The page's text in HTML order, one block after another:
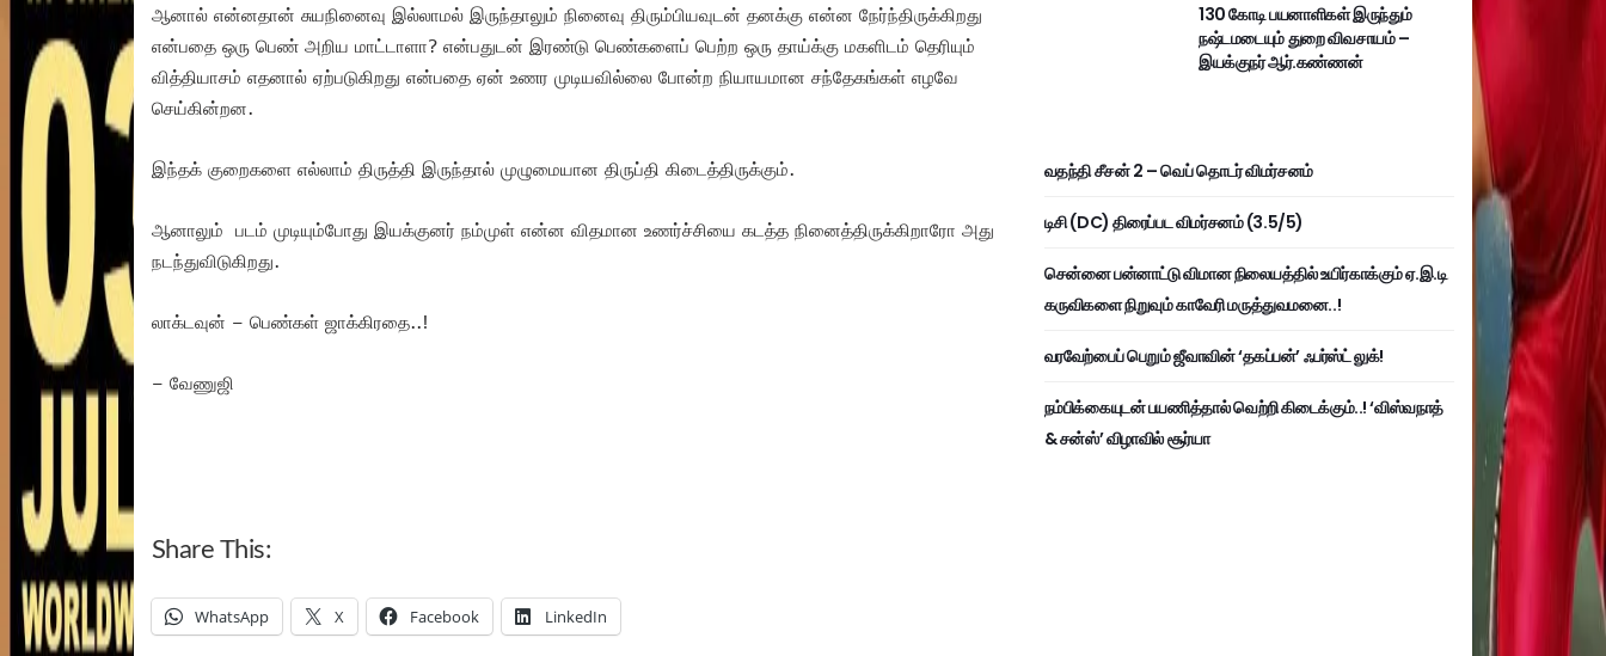
ஆனால் என்னதான் சுயநினைவு இல்லாமல் இருந்தாலும் நினைவு திரும்பியவுடன் தனக்கு என்ன நேர்ந்திருக்கிறது
என்பதை ஒரு பெண் அறிய மாட்டாளா? என்பதுடன் இரண்டு பெண்களைப் பெற்ற ஒரு தாய்க்கு மகளிடம் தெரியும்
வித்தியாசம் எதனால் ஏற்படுகிறது என்பதை ஏன் உணர முடியவில்லை போன்ற நியாயமான சந்தேகங்கள் எழவே
செய்கின்றன.
இந்தக் குறைகளை எல்லாம் திருத்தி இருந்தால் முழுமையான திருப்தி கிடைத்திருக்கும்.
ஆனாலும் படம் முடியும்போது இயக்குனர் நம்முள் என்ன விதமான உணர்ச்சியை கடத்த நினைத்திருக்கிறாரோ அது
நடந்துவிடுகிறது.
லாக்டவுன் – பெண்கள் ஜாக்கிரதை..!
– வேணுஜி
Share This:
WhatsApp X Facebook LinkedIn
130 கோடி பயனாளிகள் இருந்தும்
நஷ்டமடையும் துறை விவசாயம் –
இயக்குநர் ஆர்.கண்ணன்
வதந்தி சீசன் 2 – வெப் தொடர் விமர்சனம்
டிசி (DC) திரைப்பட விமர்சனம் (3.5/5)
சென்னை பன்னாட்டு விமான நிலையத்தில் உயிர்காக்கும் ஏ.இ.டி
கருவிகளை நிறுவும் காவேரி மருத்துவமனை..!
வரவேற்பைப் பெறும் ஜீவாவின் ‘தகப்பன்’ ஃபர்ஸ்ட் லுக்!
நம்பிக்கையுடன் பயணித்தால் வெற்றி கிடைக்கும்..! ‘விஸ்வநாத்
& சன்ஸ்’ விழாவில் சூர்யா